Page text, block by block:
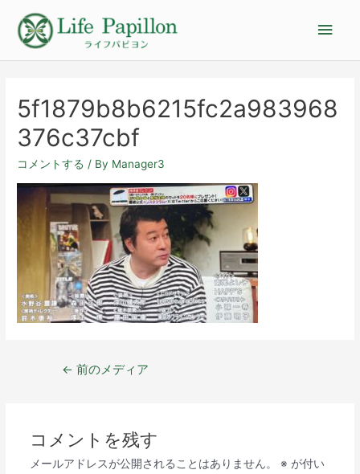
5f1879b8b6215fc2a983968
376c37cbf
コメントする / By Manager3
← 前のメディア
コメントを残す
メールアドレスが公開されることはありません。 ※ が付い